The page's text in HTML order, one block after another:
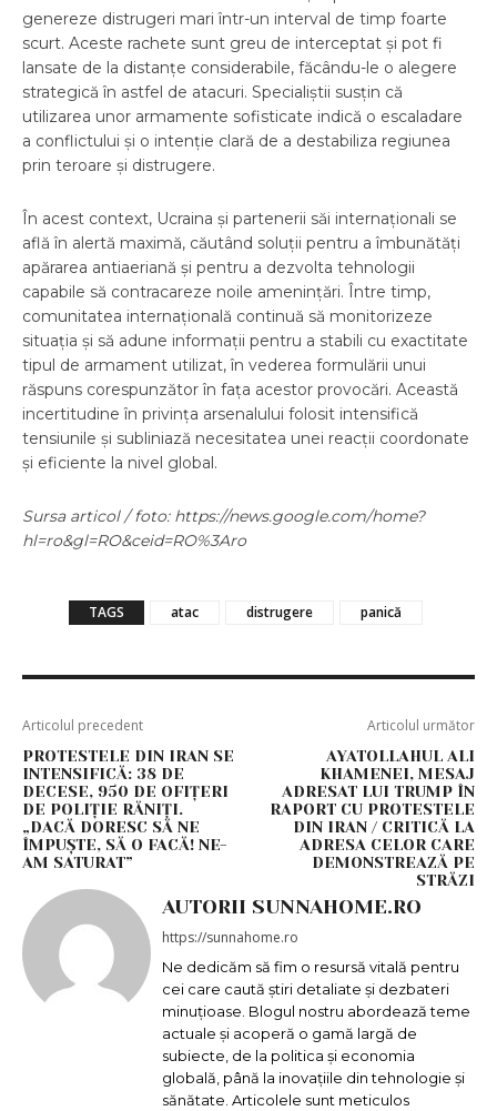
genereze distrugeri mari într-un interval de timp foarte
scurt. Aceste rachete sunt greu de interceptat și pot fi
lansate de la distanțe considerabile, făcându-le o alegere
strategică în astfel de atacuri. Specialiștii susțin că
utilizarea unor armamente sofisticate indică o escaladare
a conflictului și o intenție clară de a destabiliza regiunea
prin teroare și distrugere.
În acest context, Ucraina și partenerii săi internaționali se
află în alertă maximă, căutând soluții pentru a îmbunătăți
apărarea antiaeriană și pentru a dezvolta tehnologii
capabile să contracareze noile amenințări. Între timp,
comunitatea internațională continuă să monitorizeze
situația și să adune informații pentru a stabili cu exactitate
tipul de armament utilizat, în vederea formulării unui
răspuns corespunzător în fața acestor provocări. Această
incertitudine în privința arsenalului folosit intensifică
tensiunile și subliniază necesitatea unei reacții coordonate
și eficiente la nivel global.
Sursa articol / foto: https://news.google.com/home?
hl=ro&gl=RO&ceid=RO%3Aro
TAGS atac distrugere panică
Articolul precedent
PROTESTELE DIN IRAN SE
INTENSIFICĂ: 38 DE
DECESE, 950 DE OFIȚERI
DE POLIȚIE RĂNIȚI.
„DACĂ DORESC SĂ NE
ÎMPUȘTE, SĂ O FACĂ! NE-
AM SATURAT”
Articolul următor
AYATOLLAHUL ALI
KHAMENEI, MESAJ
ADRESAT LUI TRUMP ÎN
RAPORT CU PROTESTELE
DIN IRAN / CRITICĂ LA
ADRESA CELOR CARE
DEMONSTREAZĂ PE
STRĂZI
AUTORII SUNNAHOME.RO
https://sunnahome.ro
Ne dedicăm să fim o resursă vitală pentru
cei care caută știri detaliate și dezbateri
minuțioase. Blogul nostru abordează teme
actuale și acoperă o gamă largă de
subiecte, de la politica și economia
globală, până la inovațiile din tehnologie și
sănătate. Articolele sunt meticulos